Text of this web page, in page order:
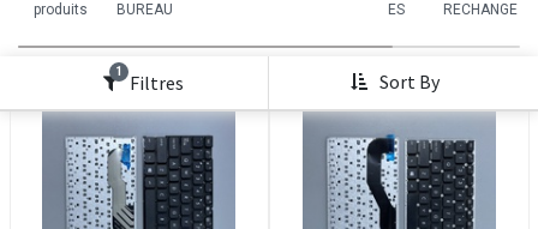
produits
BUREAU
ES
RECHANGE
1 Filtres Sort By